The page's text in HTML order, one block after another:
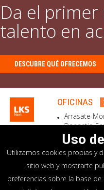
Da el
talento en
DESCUBRE QUÉ OFRECEMOS
OFICINAS
Arrasate-
Donostia-
Madrid
SEDE SOCIAL
Goiru, 7
CP 20500
Uso
Utilizamos cookies propias y
sitio web y mostrarte
preferencias sobre la base